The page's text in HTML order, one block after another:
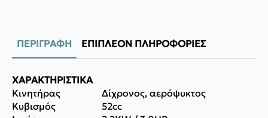
ΠΕΡΙΓΡΑΦΉ ΕΠΙΠΛΈΟΝ ΠΛΗΡΟΦΟΡΊΕΣ
ΧΑΡΑΚΤΗΡΙΣΤΙΚΑ
Κινητήρας
Δίχρονος, αερόψυκτος
Κυβισμός
52cc